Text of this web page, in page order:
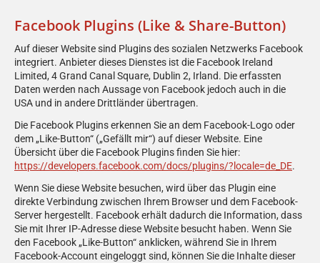
Facebook Plugins (Like & Share-Button)
Auf dieser Website sind Plugins des sozialen Netzwerks Facebook
integriert. Anbieter dieses Dienstes ist die Facebook Ireland
Limited, 4 Grand Canal Square, Dublin 2, Irland. Die erfassten
Daten werden nach Aussage von Facebook jedoch auch in die
USA und in andere Drittländer übertragen.
Die Facebook Plugins erkennen Sie an dem Facebook-Logo oder
dem „Like-Button“ („Gefällt mir“) auf dieser Website. Eine
Übersicht über die Facebook Plugins finden Sie hier:
https://developers.facebook.com/docs/plugins/?locale=de_DE.
Wenn Sie diese Website besuchen, wird über das Plugin eine
direkte Verbindung zwischen Ihrem Browser und dem Facebook-
Server hergestellt. Facebook erhält dadurch die Information, dass
Sie mit Ihrer IP-Adresse diese Website besucht haben. Wenn Sie
den Facebook „Like-Button“ anklicken, während Sie in Ihrem
Facebook-Account eingeloggt sind, können Sie die Inhalte dieser